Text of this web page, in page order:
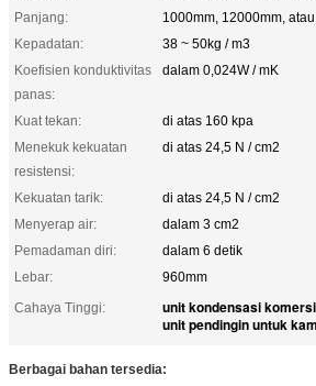
Panjang:
1000mm, 12000mm,
Kepadatan:
38 ~ 50kg / m3
Koefisien konduktivitas
panas:
dalam 0,024W / mK
Kuat tekan:
di atas 160 kpa
Menekuk kekuatan
resistensi:
di atas 24,5 N / cm2
Kekuatan tarik:
di atas 24,5 N / cm2
Menyerap air:
dalam 3 cm2
Pemadaman diri:
dalam 6 detik
Lebar:
960mm
Cahaya Tinggi:
unit kondensasi
unit pendingin untuk
Berbagai bahan tersedia: